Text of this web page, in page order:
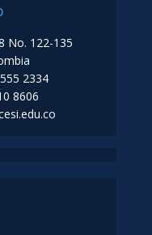
No. 122-135
2334
8606